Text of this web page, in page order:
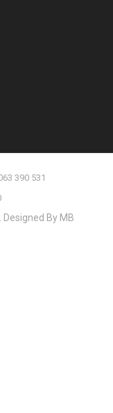
390 531
By MB